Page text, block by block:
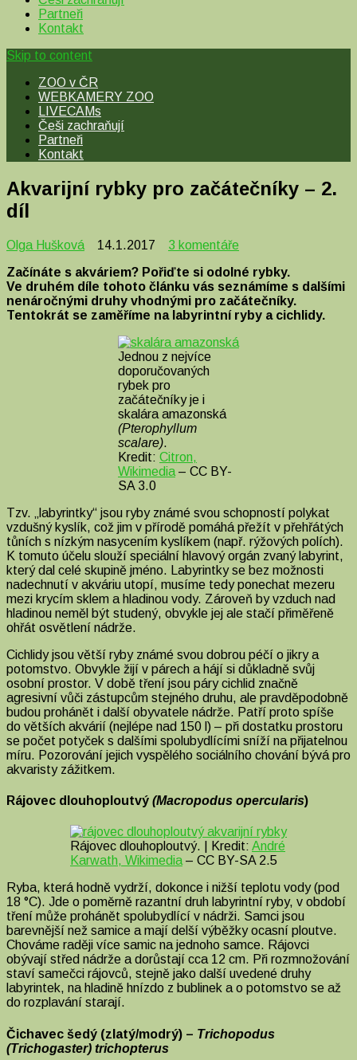
Partneři
Kontakt
Skip to content
ZOO v ČR
WEBKAMERY ZOO
LIVECAMs
Češi zachraňují
Partneři
Kontakt
Akvarijní rybky pro začátečníky – 2.
díl
Olga Hušková 14.1.2017 3 komentáře
s
názvem
Akvarijní
rybky
začátečníky
Začínáte s akváriem? Pořiďte si odolné rybky.
Ve druhém díle tohoto článku vás seznámíme s dalšími
nenáročnými druhy vhodnými pro začátečníky.
Tentokrát se zaměříme na labyrintní ryby a cichlidy.
Jednou z nejvíce
doporučovaných
rybek pro
začátečníky je i
skalára amazonská
(Pterophyllum
scalare).
Kredit: Citron,
Wikimedia – CC BY-
SA 3.0
Tzv. „labyrintky“ jsou ryby známé svou schopností polykat
vzdušný kyslík, což jim v přírodě pomáhá přežít v přehřátých
tůních s nízkým nasycením kyslíkem (např. rýžových polích).
K tomuto účelu slouží speciální hlavový orgán zvaný labyrint,
který dal celé skupině jméno. Labyrintky se bez možnosti
nadechnutí v akváriu utopí, musíme tedy ponechat mezeru
mezi krycím sklem a hladinou vody. Zároveň by vzduch nad
hladinou neměl být studený, obvykle jej ale stačí přiměřeně
ohřát osvětlení nádrže.
Cichlidy jsou větší ryby známé svou dobrou péčí o jikry a
potomstvo. Obvykle žijí v párech a hájí si důkladně svůj
osobní prostor. V době tření jsou páry cichlid značně
agresivní vůči zástupcům stejného druhu, ale pravděpodobně
budou prohánět i další obyvatele nádrže. Patří proto spíše
do větších akvárií (nejlépe nad 150 l) – při dostatku prostoru
se počet potyček s dalšími spolubydlícími sníží na přijatelnou
míru. Pozorování jejich vyspělého sociálního chování bývá pro
akvaristy zážitkem.
Rájovec dlouhoploutvý (Macropodus opercularis)
Rájovec dlouhoploutvý. | Kredit: André
Karwath, Wikimedia – CC BY-SA 2.5
Ryba, která hodně vydrží, dokonce i nižší teplotu vody (pod
18 °C). Jde o poměrně razantní druh labyrintní ryby, v období
tření může prohánět spolubydlící v nádrži. Samci jsou
barevnější než samice a mají delší výběžky ocasní ploutve.
Chováme raději více samic na jednoho samce. Rájovci
obývají střed nádrže a dorůstají cca 12 cm. Při rozmnožování
staví samečci rájovců, stejně jako další uvedené druhy
labyrintek, na hladině hnízdo z bublinek a o potomstvo se až
do rozplavání starají.
Čichavec šedý (zlatý/modrý) – Trichopodus
(Trichogaster) trichopterus